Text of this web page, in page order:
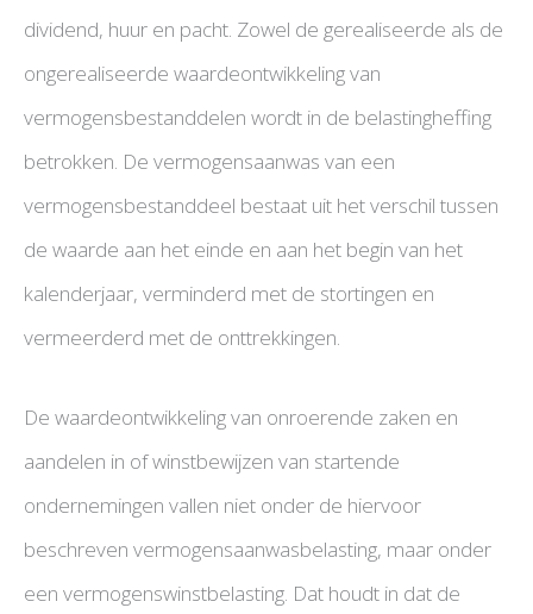
dividend, huur en pacht. Zowel de gerealiseerde als de
ongerealiseerde waardeontwikkeling van
vermogensbestanddelen wordt in de belastingheffing
betrokken. De vermogensaanwas van een
vermogensbestanddeel bestaat uit het verschil tussen
de waarde aan het einde en aan het begin van het
kalenderjaar, verminderd met de stortingen en
vermeerderd met de onttrekkingen.
De waardeontwikkeling van onroerende zaken en
aandelen in of winstbewijzen van startende
ondernemingen vallen niet onder de hiervoor
beschreven vermogensaanwasbelasting, maar onder
een vermogenswinstbelasting. Dat houdt in dat de